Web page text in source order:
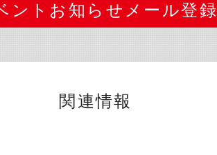
ントお知らせメール登録
関連情報